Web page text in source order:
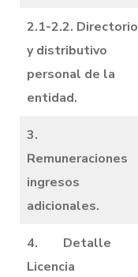
2.1-2.2. Directorio
y distributivo
personal de la
entidad.
3.
Remuneraciones
ingresos
adicionales.
4. Detalle
Licencia